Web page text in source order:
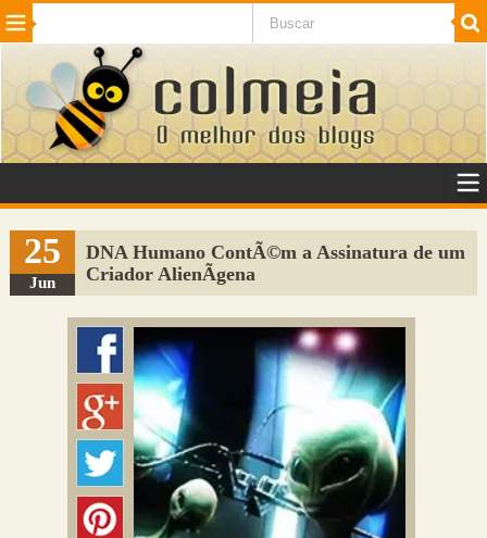
Beleza Cinema e TV
Internet Jogos NotÃ­cias SaÃºde
VeÃ­culos Adulto
Sugerir Link
Adicionar Blog
Colmeia Exchange
Perguntas Frequentes
25
Jun
DNA Humano ContÃ©m a Assinatura de um
Criador AlienÃ­gena